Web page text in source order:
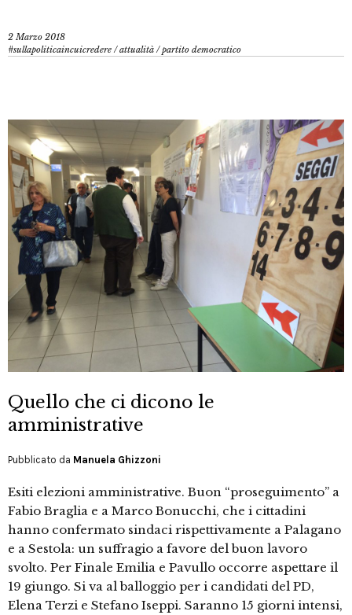
2 Marzo 2018
#sullapoliticaincuicredere /attualità /partito democratico
Quello che ci dicono le
amministrative
Pubblicato da Manuela Ghizzoni
Esiti elezioni amministrative. Buon “proseguimento” a
Fabio Braglia e a Marco Bonucchi, che i cittadini
hanno confermato sindaci rispettivamente a Palagano
e a Sestola: un suffragio a favore del buon lavoro
svolto. Per Finale Emilia e Pavullo occorre aspettare il
19 giungo. Si va al balloggio per i candidati del PD,
Elena Terzi e Stefano Iseppi. Saranno 15 giorni intensi,